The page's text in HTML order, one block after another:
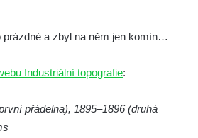
náměstí v Českých
prázdné a zbyl na něm jen komín…
Industriální topografie:
přádelna), 1895–1896 (druhá